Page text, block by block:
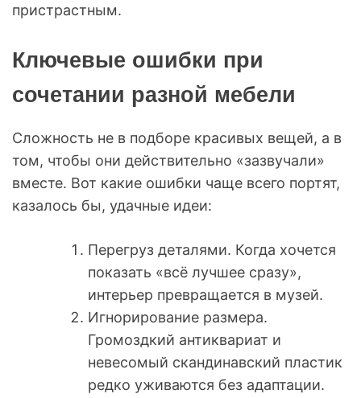
пристрастным.
Ключевые ошибки при
сочетании разной мебели
Сложность не в подборе красивых вещей, а в
том, чтобы они действительно «зазвучали»
вместе. Вот какие ошибки чаще всего портят,
казалось бы, удачные идеи:
Перегруз деталями. Когда хочется
показать «всё лучшее сразу»,
интерьер превращается в музей.
Игнорирование размера.
Громоздкий антиквариат и
невесомый скандинавский пластик
редко уживаются без адаптации.